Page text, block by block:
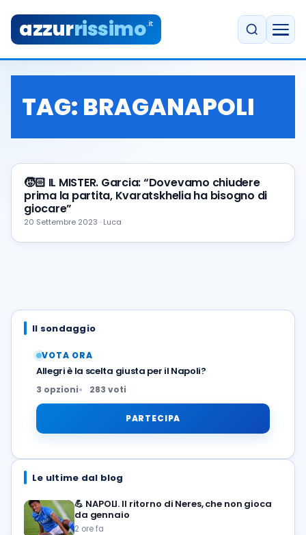
azzurrissimo.it
TAG: BRAGANAPOLI
🧒🏻 IL MISTER. Garcia: “Dovevamo chiudere
prima la partita, Kvaratskhelia ha bisogno di
giocare”
20 Settembre 2023 · Luca
Il sondaggio
VOTA ORA
Allegri è la scelta giusta per il Napoli?
3 opzioni 283 voti
PARTECIPA
Le ultime dal blog
💪 NAPOLI. Il ritorno di Neres, che non gioca
da gennaio
2 ore fa